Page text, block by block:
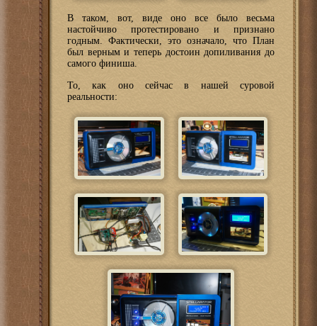
В таком, вот, виде оно все было весьма
настойчиво протестировано и признано
годным. Фактически, это означало, что План
был верным и теперь достоин допиливания до
самого финиша.
То, как оно сейчас в нашей суровой
реальности: